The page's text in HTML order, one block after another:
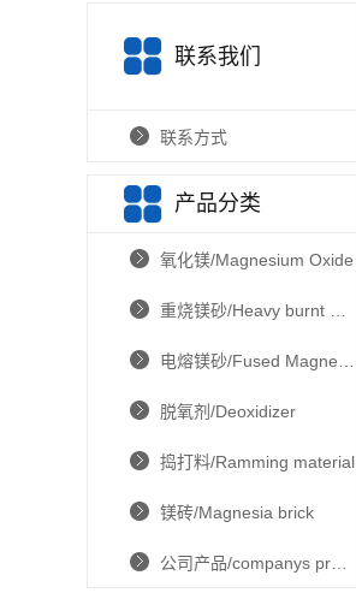
联系我们
联系方式
产品分类
氧化镁/Magnesium Oxide
脱氧剂/Deoxidizer
捣打料/Ramming material
镁砖/Magnesia brick